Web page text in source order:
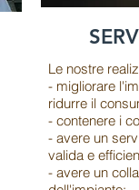
Le nostre
- migliorare
ridurre il
- contenere i
- avere un
valida e
- avere un